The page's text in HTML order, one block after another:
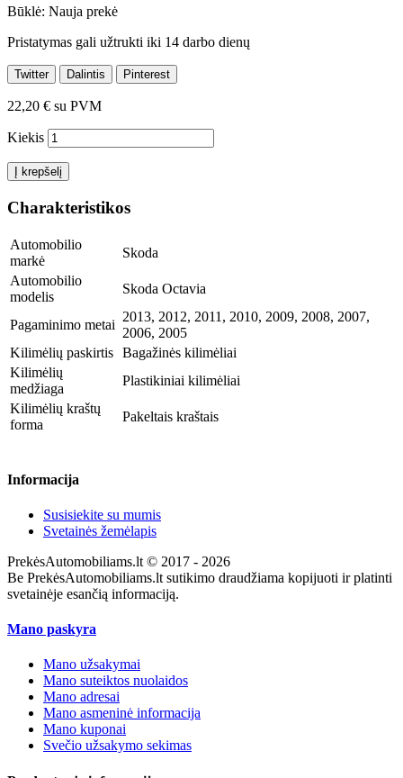
Būklė: Nauja prekė
Pristatymas gali užtrukti iki 14 darbo dienų
Twitter Dalintis Pinterest
22,20 € su PVM
Kiekis
Į krepšelį
Charakteristikos
Automobilio
markė
Skoda
Automobilio
modelis
Skoda Octavia
Pagaminimo metai
2013, 2012, 2011, 2010, 2009, 2008, 2007,
2006, 2005
Kilimėlių paskirtis Bagažinės kilimėliai
Kilimėlių
medžiaga
Plastikiniai kilimėliai
Kilimėlių kraštų
forma
Pakeltais kraštais
Informacija
Susisiekite su mumis
Svetainės žemėlapis
PrekėsAutomobiliams.lt © 2017 - 2026
Be PrekėsAutomobiliams.lt sutikimo draudžiama kopijuoti ir platinti
svetainėje esančią informaciją.
Mano paskyra
Mano užsakymai
Mano suteiktos nuolaidos
Mano adresai
Mano asmeninė informacija
Mano kuponai
Svečio užsakymo sekimas